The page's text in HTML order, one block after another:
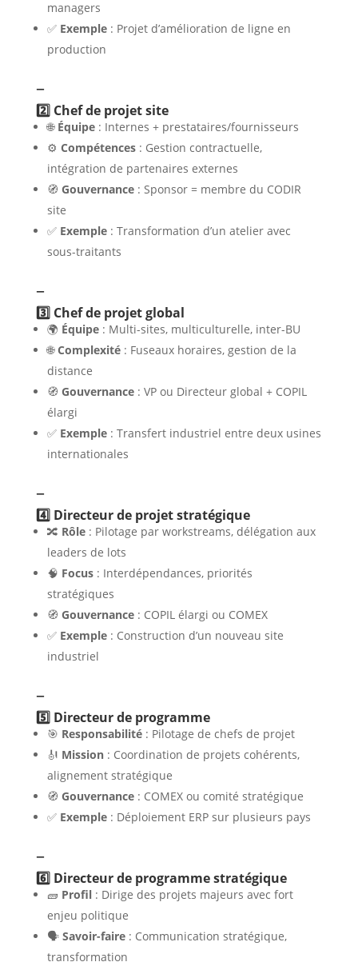
managers
✅ Exemple: Projet d’amélioration de ligne en
production
–
2️⃣ Chef de projet site
🌐 Équipe: Internes + prestataires/fournisseurs
⚙️ Compétences: Gestion contractuelle,
intégration de partenaires externes
🧭 Gouvernance: Sponsor = membre du CODIR
site
✅ Exemple: Transformation d’un atelier avec
sous-traitants
–
3️⃣ Chef de projet global
🌍 Équipe: Multi-sites, multiculturelle, inter-BU
🌐Complexité: Fuseaux horaires, gestion de la
distance
🧭 Gouvernance: VP ou Directeur global + COPIL
élargi
✅ Exemple: Transfert industriel entre deux usines
internationales
–
4️⃣ Directeur de projet stratégique
🔀 Rôle: Pilotage par workstreams, délégation aux
leaders de lots
🧠 Focus: Interdépendances, priorités
stratégiques
🧭 Gouvernance: COPIL élargi ou COMEX
✅ Exemple: Construction d’un nouveau site
industriel
–
5️⃣ Directeur de programme
🎯 Responsabilité: Pilotage de chefs de projet
🎻 Mission: Coordination de projets cohérents,
alignement stratégique
🧭 Gouvernance: COMEX ou comité stratégique
✅ Exemple: Déploiement ERP sur plusieurs pays
–
6️⃣ Directeur de programme stratégique
🧱 Profil: Dirige des projets majeurs avec fort
enjeu politique
🗣️ Savoir-faire: Communication stratégique,
transformation